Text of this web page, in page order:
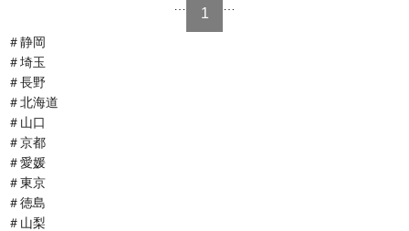
1
＃静岡
＃埼玉
＃長野
＃北海道
＃ 山口
＃京都
＃愛媛
＃東京
＃徳島
＃ 山梨